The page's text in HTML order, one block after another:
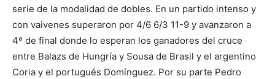
serie de la modalidad de dobles. En un partido intenso y
con vaivenes superaron por 4/6 6/3 11-9 y avanzaron a
4º de final donde lo esperan los ganadores del cruce
entre Balazs de Hungría y Sousa de Brasil y el argentino
Coria y el portugués Domínguez. Por su parte Pedro